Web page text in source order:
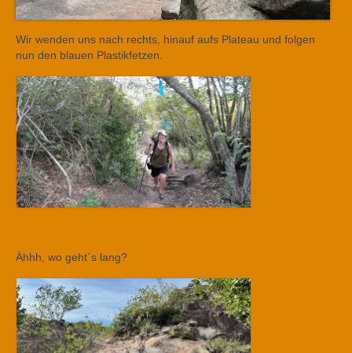
Wir wenden uns nach rechts, hinauf aufs Plateau und folgen
nun den blauen Plastikfetzen.
Ähhh, wo geht´s lang?